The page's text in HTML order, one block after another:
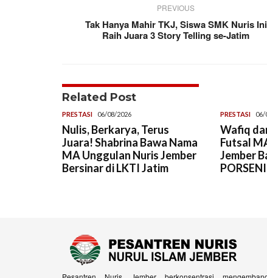
PREVIOUS
Tak Hanya Mahir TKJ, Siswa SMK Nuris Ini
Raih Juara 3 Story Telling se-Jatim
Related Post
PRESTASI 06/08/2026
Nulis, Berkarya, Terus
Juara! Shabrina Bawa Nama
MA Unggulan Nuris Jember
Bersinar di LKTI Jatim
PRESTASI 06/
Wafiq
Futsal
Jember